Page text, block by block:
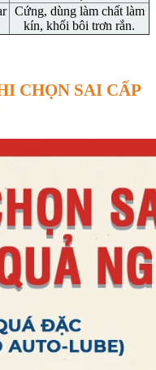
Cứng, dùng làm chất làm
kín, khối bôi trơn rắn.
CHỌN SAI CẤP